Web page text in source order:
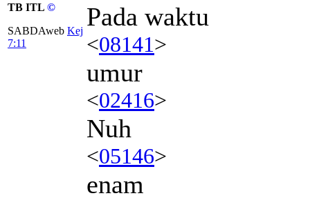
TB ITL ©
SABDAweb Kej
7:11
Pada waktu
<08141>
umur
<02416>
Nuh
<05146>
enam